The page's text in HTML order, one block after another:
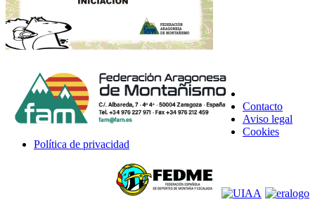
Contacto
Aviso legal
Cookies
Política de privacidad